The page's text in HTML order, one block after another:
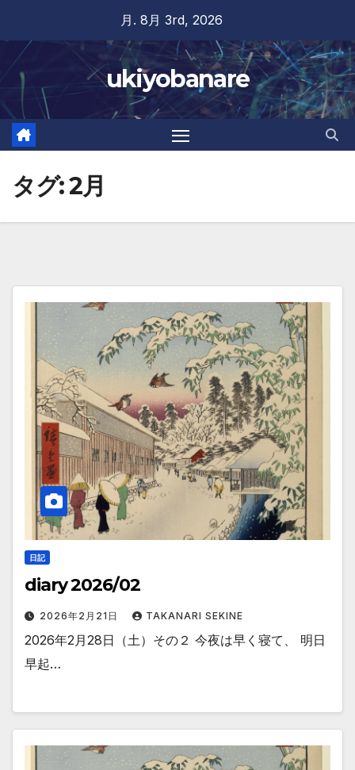
content
月. 8月 3rd, 2026
ukiyobanare
タグ:2月
日記
diary 2026/02
2026年2月21日 TAKANARI SEKINE
2026年2月28日（土）その２ 今夜は早く寝て、 明日
早起…